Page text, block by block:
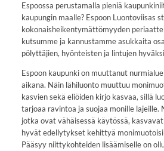
Espoossa perustamalla pieniä
kaupungin maalle? Espoon Luontoviisas
kokonaisheikentymättömyyden
kutsumme ja kannustamme asukkaita
pölyttäjien, hyönteisten ja lintujen
Espoon kaupunki on muuttanut
aikana. Näin lähiluonto muuttuu
kasvien sekä eliöiden kirjo kasvaa, sillä
tarjoaa ravintoa ja suojaa monille lajeille.
jotka ovat vähäisessä käytössä,
hyvät edellytykset kehittyä
Pääsyy niittykohteiden lisäämiselle on